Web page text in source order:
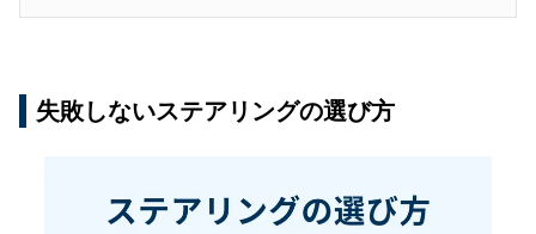
なくなりました。
おすすめのステアリングで快適なカーライフを！
失敗しないステアリングの選び方